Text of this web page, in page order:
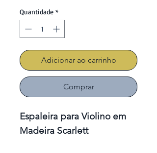
Quantidade *
Adicionar ao carrinho
Comprar
Espaleira para Violino em
Madeira Scarlett